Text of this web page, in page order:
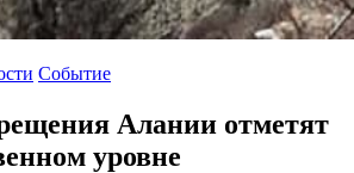
Событие
Алании отметят
уровне